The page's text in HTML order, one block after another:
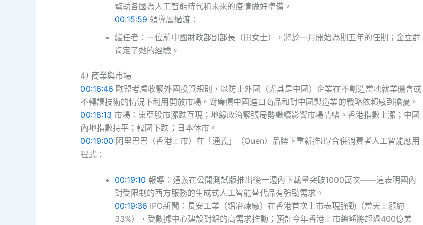
幫助各國為人工智能時代和未來的疫情做好準備。
00:15:59 領導層過渡：
繼任者：一位前中國財政部副部長（田女士），將於一月開始為期五年的任期；金立群
肯定了她的經驗。
4) 商業與市場
00:16:46 歐盟考慮收緊外國投資規則，以防止外國（尤其是中國）企業在不創造當地就業機會或
不轉讓技術的情況下利用開放市場。對廉價中國進口商品和對中國製造業的戰略依賴感到擔憂。
00:18:13 市場：東亞股市漲跌互現；地緣政治緊張局勢繼續影響市場情緒。香港指數上漲；中國
內地指數持平；韓國下跌；日本休市。
00:19:00 阿里巴巴（香港上市）在「通義」（Quen）品牌下重新推出/合併消費者人工智能應用
程式：
00:19:10 報導：通義在公開測試版推出後一週內下載量突破1000萬次——這表明國內
對受限制的西方服務的生成式人工智能替代品有強勁需求。
00:19:36 IPO新聞：長安工業（鋁冶煉廠）在香港首次上市表現強勁（當天上漲約
33%），受數據中心建設對鋁的高需求推動；預計今年香港上市總額將超過400億美